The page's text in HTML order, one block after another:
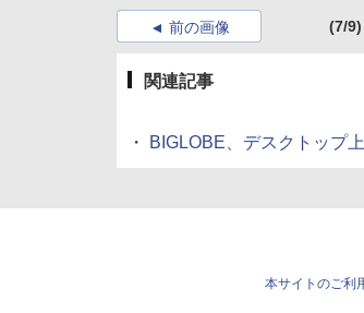
前の画像 (7/9)
関連記事
・ BIGLOBE、デスクトップ
本サイトのご利